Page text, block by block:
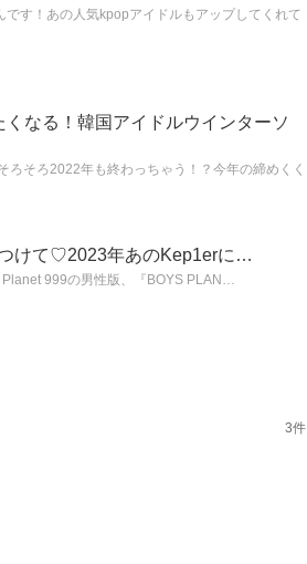
す！あの人気kpopアイドルもアップしてくれて
なる！韓国アイドルウインターソ
そろ2022年も終わっちゃう！？今年の締めくく
けて♡2023年あのKep1erに…
999の男性版、『BOYS PLAN…
3件